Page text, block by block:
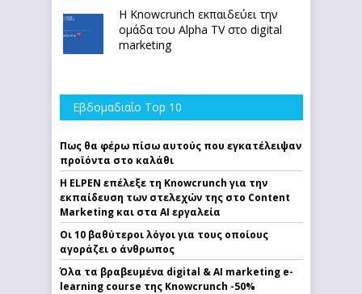
Η Knowcrunch εκπαιδεύει την
ομάδα του Alpha TV στο digital
marketing
Εβδομαδιαίο Top 10
Πως θα φέρω πίσω αυτούς που εγκατέλειψαν
προϊόντα στο καλάθι
Η ELPEN επέλεξε τη Knowcrunch για την
εκπαίδευση των στελεχών της στο Content
Marketing και στα AI εργαλεία
Οι 10 βαθύτεροι λόγοι για τους οποίους
αγοράζει ο άνθρωπος
Όλα τα βραβευμένα digital & AI marketing e-
learning course της Knowcrunch -50%